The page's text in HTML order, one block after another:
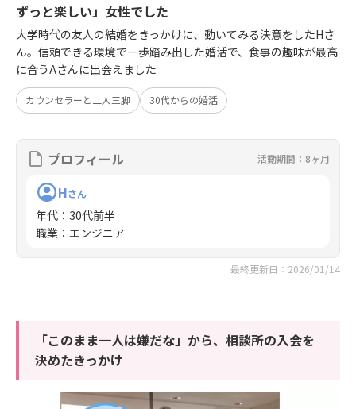
ずっと楽しい」女性でした
大学時代の友人の結婚をきっかけに、動いてみる決意をしたHさ
ん。信頼できる環境で一歩踏み出した婚活で、食事の趣味が最高
に合うAさんに出会えました
カウンセラーと二人三脚 30代からの婚活
プロフィール 活動期間：8ヶ月
Hさん
年代 ： 30代前半
職業 ： エンジニア
最終更新日：2026/01/14
「このまま一人は嫌だな」から、相談所の入会を
決めたきっかけ